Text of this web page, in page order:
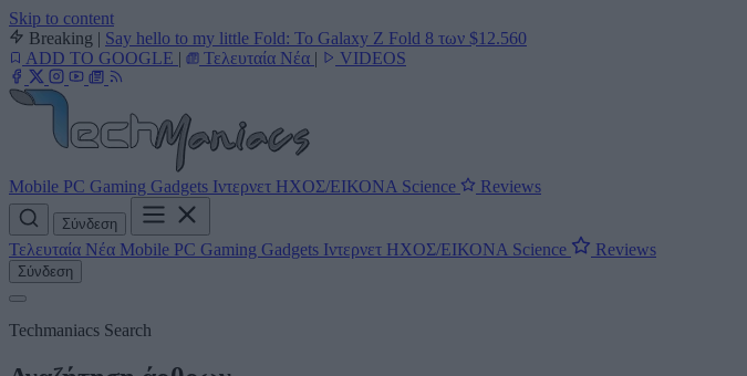
Skip to content
Breaking | Say hello to my little Fold: Το Galaxy Z Fold 8 των $12.560
ADD TO GOOGLE | Τελευταία Νέα | VIDEOS
Mobile PC Gaming Gadgets Ιντερνετ ΗΧΟΣ/ΕΙΚΟΝΑ Science Reviews
Σύνδεση
Τελευταία Νέα Mobile PC Gaming Gadgets Ιντερνετ ΗΧΟΣ/ΕΙΚΟΝΑ Science Reviews
Σύνδεση
Techmaniacs Search